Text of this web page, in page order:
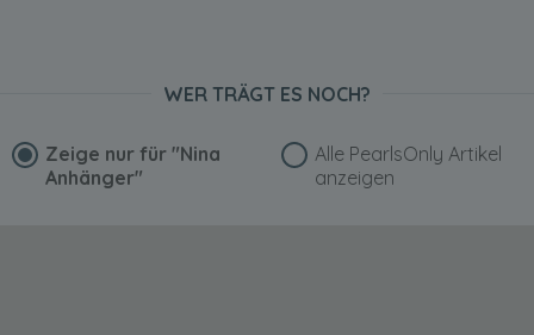
WER TRÄGT ES NOCH?
Zeige nur für "Nina
Anhänger"
Alle PearlsOnly Artikel
anzeigen